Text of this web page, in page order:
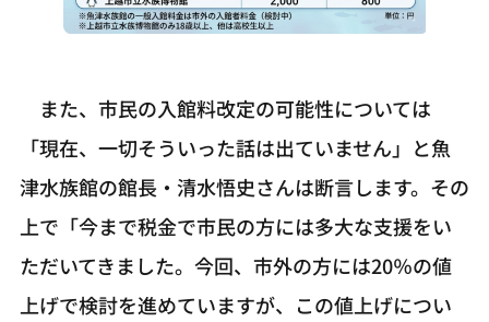
また、市民の入館料改定の可能性については
「現在、一切そういった話は出ていません」と魚
津水族館の館長・清水悟史さんは断言します。その
上で「今まで税金で市民の方には多大な支援をい
ただいてきました。今回、市外の方には20％の値
上げで検討を進めていますが、この値上げについ